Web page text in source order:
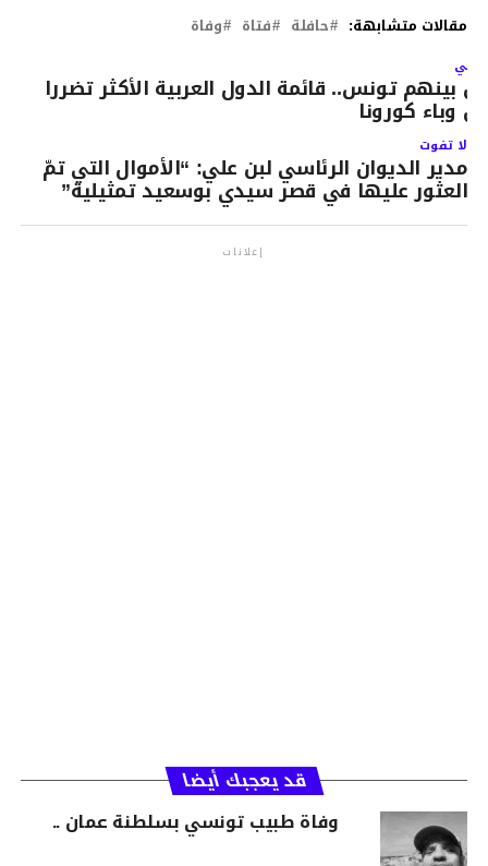
مقالات متشابهة: حافلة فتاة وفاة
بينهم تونس.. قائمة الدول العربية الأكثر تضررا
وباء كورونا
لا تفوت
مدير الديوان الرئاسي لبن علي: “الأموال التي تمّ
العثور عليها في قصر سيدي بوسعيد تمثيلية”
إعلانات
قد يعجبك أيضا
وفاة طبيب تونسي بسلطنة عمان ..